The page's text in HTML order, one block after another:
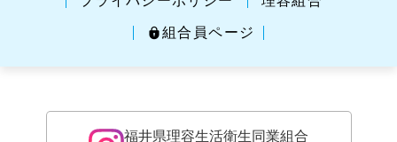
組合員ページ
福井県理容生活衛生同業組合